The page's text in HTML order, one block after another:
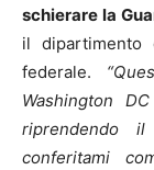
schierare la
il
federale.
Washington DC
riprendendo il
conferitami